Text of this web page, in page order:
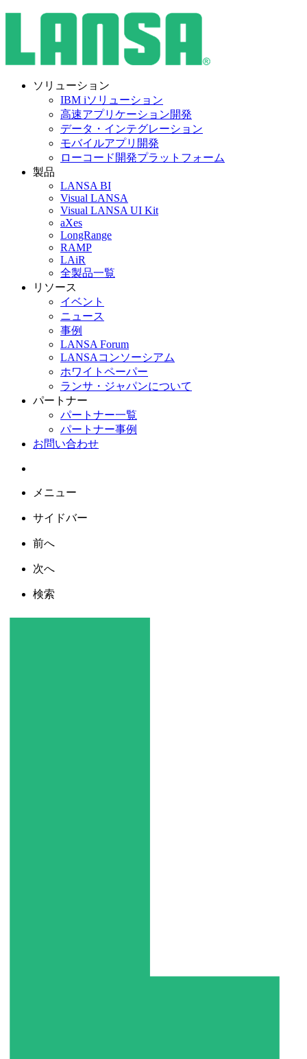
ソリューション
IBM iソリューション
高速アプリケーション開発
データ・インテグレーション
モバイルアプリ開発
ローコード開発プラットフォーム
製品
LANSA BI
Visual LANSA
Visual LANSA UI Kit
aXes
LongRange
RAMP
LAiR
全製品一覧
リソース
イベント
ニュース
事例
LANSA Forum
LANSAコンソーシアム
ホワイトペーパー
ランサ・ジャパンについて
パートナー
パートナー一覧
パートナー事例
お問い合わせ
メニュー
サイドバー
前へ
次へ
検索